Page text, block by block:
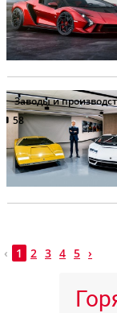
Заводы и
58
‹ 1 2 3 4 5 ›